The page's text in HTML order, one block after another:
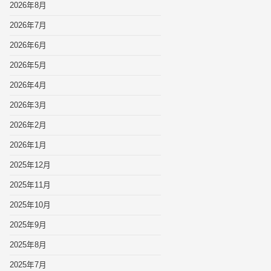
2026年8月
2026年7月
2026年6月
2026年5月
2026年4月
2026年3月
2026年2月
2026年1月
2025年12月
2025年11月
2025年10月
2025年9月
2025年8月
2025年7月